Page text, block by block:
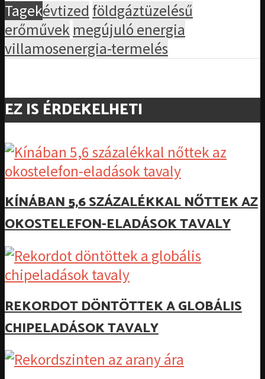
Tagekévtized földgáztüzelésű
erőművek megújuló energia
villamosenergia-termelés
EZ IS ÉRDEKELHETI
KÍNÁBAN 5,6 SZÁZALÉKKAL NŐTTEK AZ
OKOSTELEFON-ELADÁSOK TAVALY
REKORDOT DÖNTÖTTEK A GLOBÁLIS
CHIPELADÁSOK TAVALY